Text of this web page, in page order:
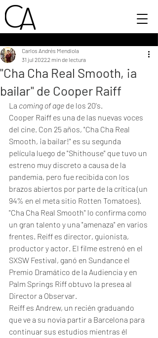
"Cha Cha Real Smooth, ¡a
bailar" de Cooper Raiff
Carlos Andrés Mendiola
31 jul 20222 min de lectura
La coming of age de los 20's.
Cooper Raiff es una de las nuevas voces
del cine. Con 25 años, "Cha Cha Real
Smooth, ¡a bailar!" es su segunda
película luego de "Shithouse" que tuvo un
estreno muy discreto a causa de la
pandemia, pero fue recibida con los
brazos abiertos por parte de la crítica (un
94% en el meta sitio Rotten Tomatoes).
"Cha Cha Real Smooth" lo confirma como
un gran talento y una "amenaza" en varios
frentes. Reiff es director, guionista,
productor y actor. El filme estrenó en el
SXSW Festival, ganó en Sundance el
Premio Dramático de la Audiencia y en
Palm Springs Riff obtuvo la presea al
Director a Observar.
Reiff es Andrew, un recién graduando
que ve a su novia partir a Barcelona para
continuar sus estudios mientras él